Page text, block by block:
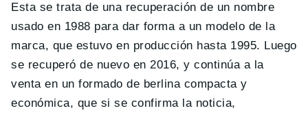
Esta se trata de una recuperación de un nombre
usado en 1988 para dar forma a un modelo de la
marca, que estuvo en producción hasta 1995. Luego
se recuperó de nuevo en 2016, y continúa a la
venta en un formado de berlina compacta y
económica, que si se confirma la noticia,